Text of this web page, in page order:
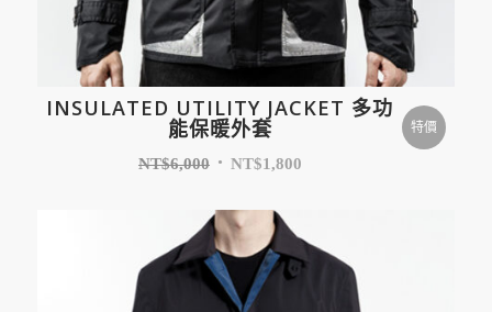
INSULATED UTILITY JACKET 多功
能保暖外套
NT$6,000 NT$1,800
特價